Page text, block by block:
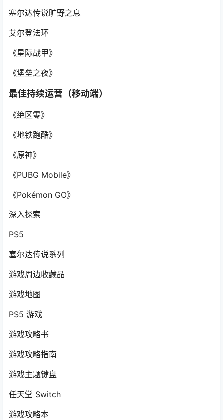
塞尔达传说旷野之息
艾尔登法环
《星际战甲》
《堡垒之夜》
最佳持续运营（移动端）
《绝区零》
《地铁跑酷》
《原神》
《PUBG Mobile》
《Pokémon GO》
深入探索
PS5
塞尔达传说系列
游戏周边收藏品
游戏地图
PS5 游戏
游戏攻略书
游戏攻略指南
游戏主题键盘
任天堂 Switch
游戏攻略本